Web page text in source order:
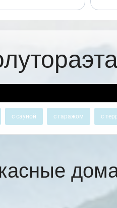
с сауной с гаражом с